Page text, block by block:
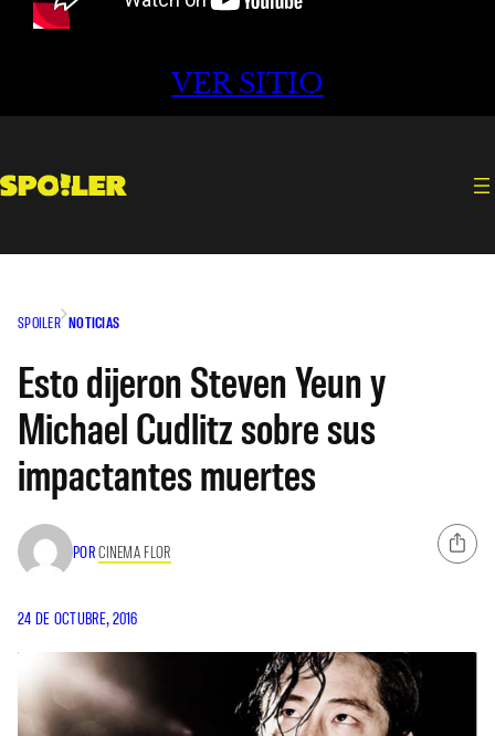
VER SITIO
SPOILER NOTICIAS
Esto dijeron Steven Yeun y
Michael Cudlitz sobre sus
impactantes muertes
PORCINEMA FLOR
24 DE OCTUBRE, 2016